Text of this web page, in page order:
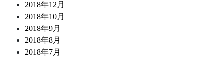
2018年12月
2018年10月
2018年9月
2018年8月
2018年7月